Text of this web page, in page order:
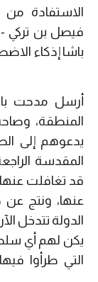
الاستفادة من
فيصل بن تركي
باشا إذكاء
أرسل مدحت
المنطقة،
يدعوهم إلى
المقدسة
قد تغافلت
عنها، ونتج
الدولة تتدخل
يكن لهم أي
التي طرأوا